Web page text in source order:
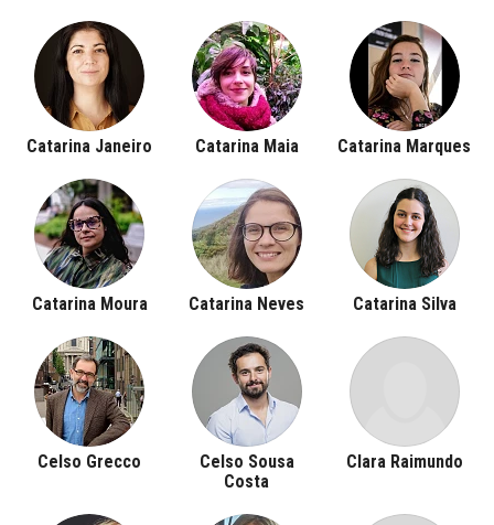
Catarina Janeiro Catarina Maia Catarina Marques
Catarina Moura Catarina Neves Catarina Silva
Celso Grecco
Celso Sousa
Costa
Clara Raimundo